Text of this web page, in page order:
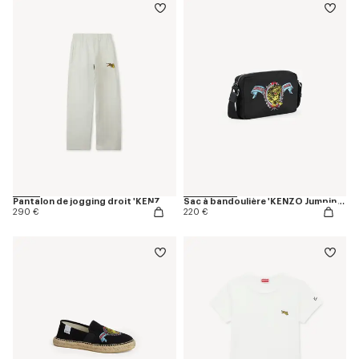
290 €
Sac à bandoulière 'KENZO Jumping Tiger'
220 €